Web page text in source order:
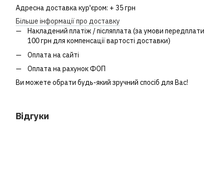
Адресна доставка кур'єром: + 35 грн
Більше інформації про доставку
Накладений платіж / післяплата (за умови передплати
100 грн для компенсації вартості доставки)
Оплата на сайті
Оплата на рахунок ФОП
Ви можете обрати будь-який зручний спосіб для Вас!
Відгуки